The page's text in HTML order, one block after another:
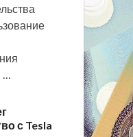
…
с Tesla